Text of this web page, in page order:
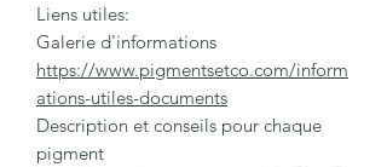
Liens utiles:
Galerie d'informations
https://www.pigmentsetco.com/inform
ations-utiles-documents
Description et conseils pour chaque
pigment